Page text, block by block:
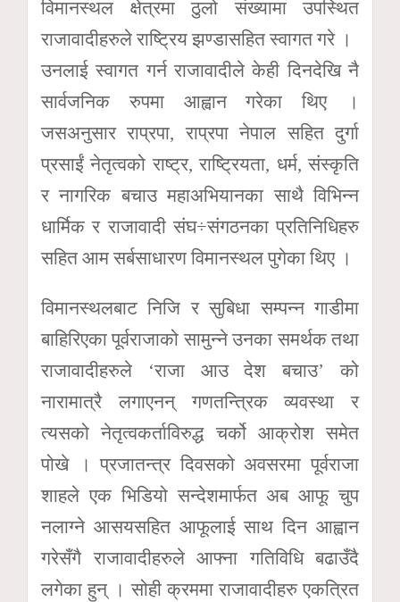
विमानस्थल क्षेत्रमा ठुलो संख्यामा उपस्थित
राजावादीहरुले राष्ट्रिय झण्डासहित स्वागत गरे ।
उनलाई स्वागत गर्न राजावादीले केही दिनदेखि नै
सार्वजनिक रुपमा आह्वान गरेका थिए ।
जसअनुसार राप्रपा, राप्रपा नेपाल सहित दुर्गा
प्रसाईं नेतृत्वको राष्ट्र, राष्ट्रियता, धर्म, संस्कृति
र नागरिक बचाउ महाअभियानका साथै विभिन्न
धार्मिक र राजावादी संघ÷संगठनका प्रतिनिधिहरु
सहित आम सर्बसाधारण विमानस्थल पुगेका थिए ।
विमानस्थलबाट निजि र सुबिधा सम्पन्न गाडीमा
बाहिरिएका पूर्वराजाको सामुन्ने उनका समर्थक तथा
राजावादीहरुले ‘राजा आउ देश बचाउ’ को
नारामात्रै लगाएनन् गणतन्त्रिक व्यवस्था र
त्यसको नेतृत्वकर्ताविरुद्ध चर्को आक्रोश समेत
पोखे । प्रजातन्त्र दिवसको अवसरमा पूर्वराजा
शाहले एक भिडियो सन्देशमार्फत अब आफू चुप
नलाग्ने आसयसहित आफूलाई साथ दिन आह्वान
गरेसँगै राजावादीहरुले आफ्ना गतिविधि बढाउँदै
लगेका हुन् । सोही क्रममा राजावादीहरु एकत्रित